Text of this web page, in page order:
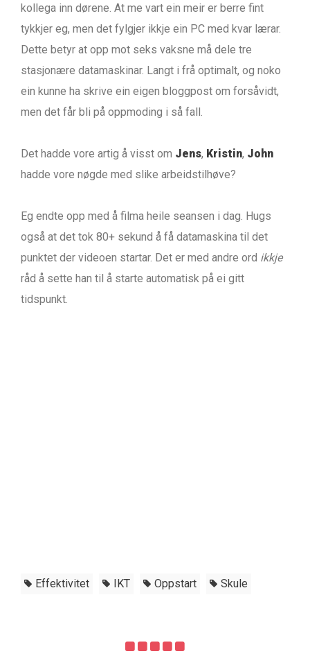
kollega inn dørene. At me vart ein meir er berre fint
tykkjer eg, men det fylgjer ikkje ein PC med kvar lærar.
Dette betyr at opp mot seks vaksne må dele tre
stasjonære datamaskinar. Langt i frå optimalt, og noko
ein kunne ha skrive ein eigen bloggpost om forsåvidt,
men det får bli på oppmoding i så fall.
Det hadde vore artig å visst om Jens, Kristin, John
hadde vore nøgde med slike arbeidstilhøve?
Eg endte opp med å filma heile seansen i dag. Hugs
også at det tok 80+ sekund å få datamaskina til det
punktet der videoen startar. Det er med andre ord ikkje
råd å sette han til å starte automatisk på ei gitt
tidspunkt.
Effektivitet IKT Oppstart Skule